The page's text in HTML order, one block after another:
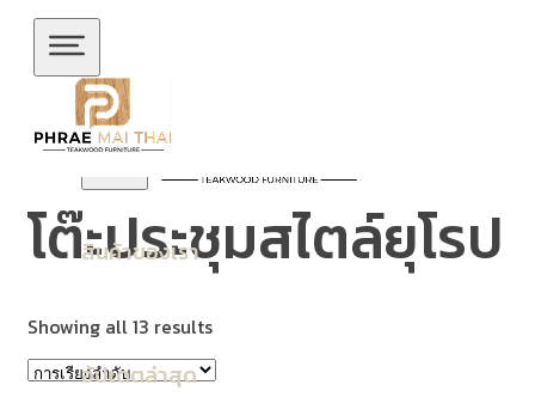
ข้ามไปยังเนื้อหาหลัก
สินค้าของเรา
อัปเดตล่าสุด
โต๊ะประชุมสไตล์ยุโรป
Showing all 13 results